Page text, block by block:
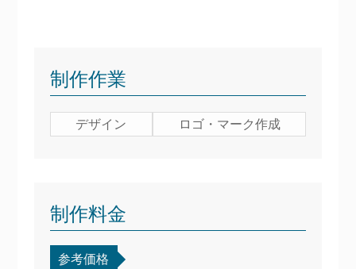
制作作業
デザイン ロゴ・マーク作成
制作料金
参考価格